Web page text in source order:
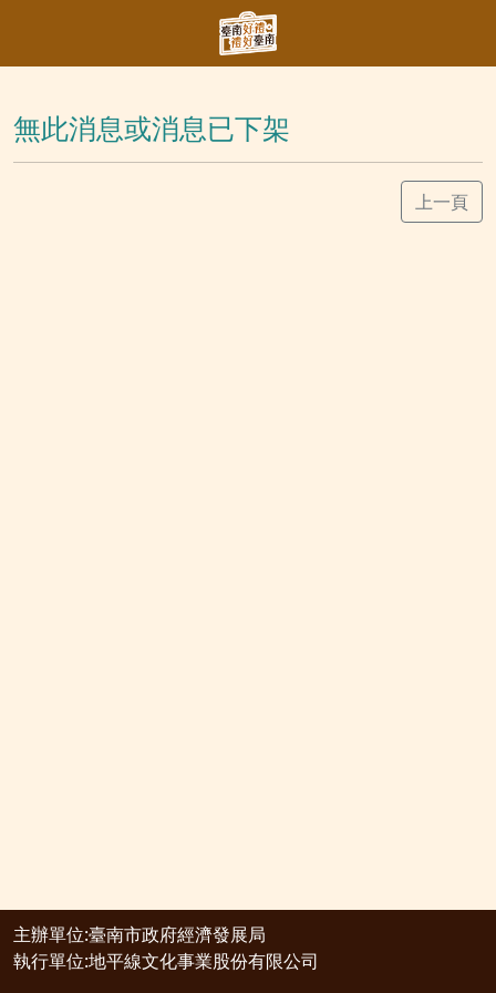
無此消息或消息已下架
上一頁
主辦單位:臺南市政府經濟發展局
執行單位:地平線文化事業股份有限公司